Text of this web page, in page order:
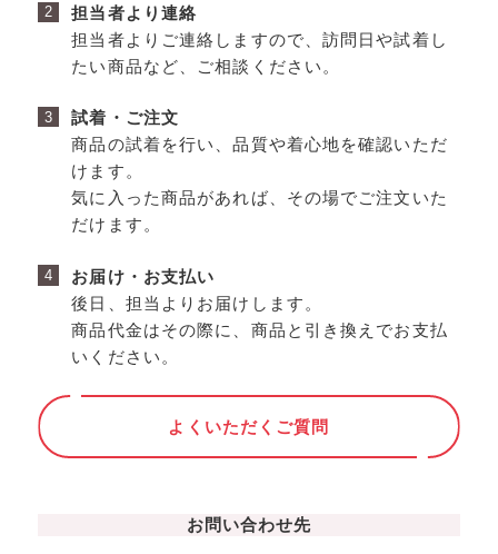
担当者より連絡
担当者よりご連絡しますので、訪問日や試着し
たい商品など、ご相談ください。
試着・ご注文
商品の試着を⾏い、品質や着⼼地を確認いただ
けます。
気に入った商品があれば、その場でご注文いた
だけます。
お届け・お支払い
後日、担当よりお届けします。
商品代金はその際に、商品と引き換えでお支払
いください。
よくいただくご質問
お問い合わせ先